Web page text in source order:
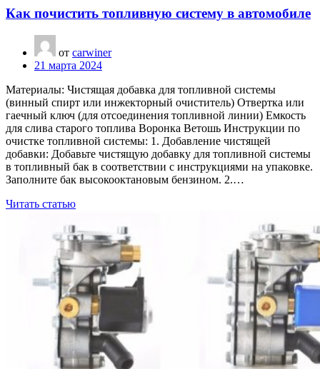
Как почистить топливную систему в автомобиле
от carwiner
21 марта 2024
Материалы: Чистящая добавка для топливной системы
(винный спирт или инжекторный очиститель) Отвертка или
гаечный ключ (для отсоединения топливной линии) Емкость
для слива старого топлива Воронка Ветошь Инструкции по
очистке топливной системы: 1. Добавление чистящей
добавки: Добавьте чистящую добавку для топливной системы
в топливный бак в соответствии с инструкциями на упаковке.
Заполните бак высокооктановым бензином. 2.…
Читать статью